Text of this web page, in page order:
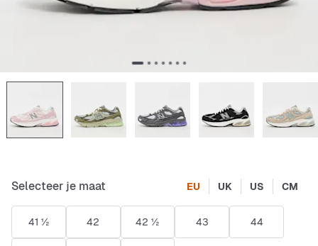
Selecteer je maat EU UK US CM
41 ½ 42 42 ½ 43 44